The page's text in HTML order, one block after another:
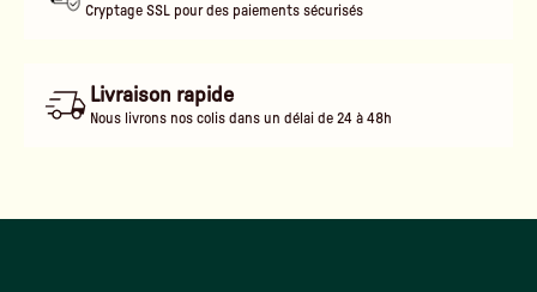
Cryptage SSL pour des paiements sécurisés
Livraison rapide
Nous livrons nos colis dans un délai de 24 à 48h